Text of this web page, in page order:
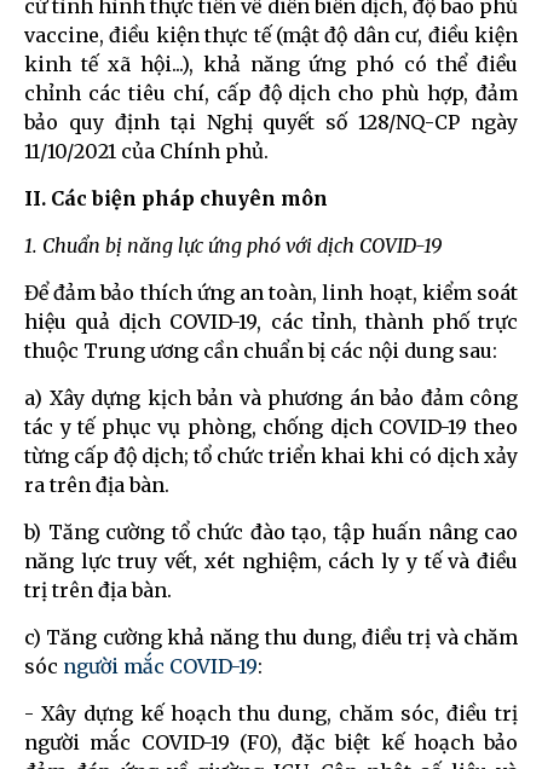
cứ tình hình thực tiễn về diễn biến dịch, độ bao phủ
vaccine, điều kiện thực tế (mật độ dân cư, điều kiện
kinh tế xã hội...), khả năng ứng phó có thể điều
chỉnh các tiêu chí, cấp độ dịch cho phù hợp, đảm
bảo quy định tại Nghị quyết số 128/NQ-CP ngày
11/10/2021 của Chính phủ.
II. Các biện pháp chuyên môn
1. Chuẩn bị năng lực ứng phó với dịch COVID-19
Để đảm bảo thích ứng an toàn, linh hoạt, kiểm soát
hiệu quả dịch COVID-19, các tỉnh, thành phố trực
thuộc Trung ương cần chuẩn bị các nội dung sau:
a) Xây dựng kịch bản và phương án bảo đảm công
tác y tế phục vụ phòng, chống dịch COVID-19 theo
từng cấp độ dịch; tổ chức triển khai khi có dịch xảy
ra trên địa bàn.
b) Tăng cường tổ chức đào tạo, tập huấn nâng cao
năng lực truy vết, xét nghiệm, cách ly y tế và điều
trị trên địa bàn.
c) Tăng cường khả năng thu dung, điều trị và chăm
sóc người mắc COVID-19:
- Xây dựng kế hoạch thu dung, chăm sóc, điều trị
người mắc COVID-19 (F0), đặc biệt kế hoạch bảo